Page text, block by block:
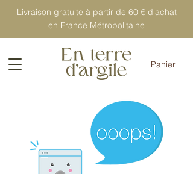
Livraison gratuite à partir de 60 € d'achat
en France Métropolitaine
Panier